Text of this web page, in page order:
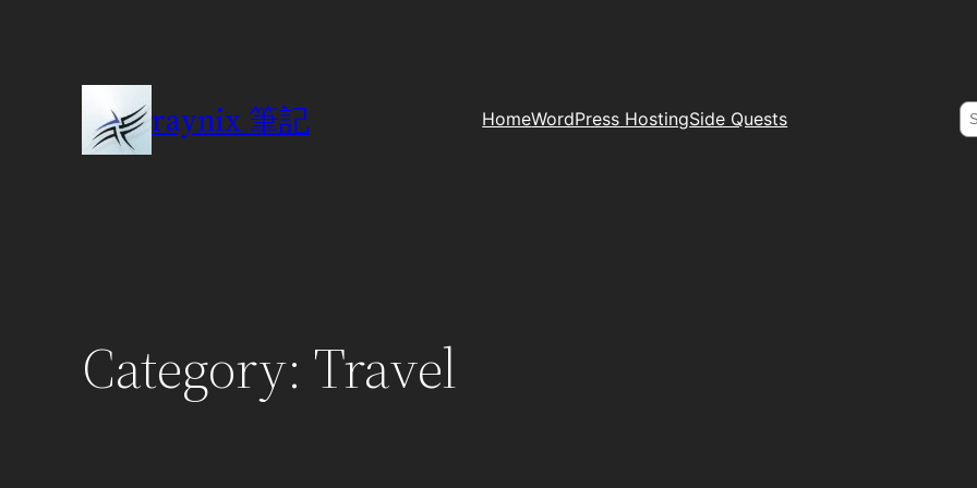
raynix 筆記 HomeWordPress HostingSide Quests
Category: Travel